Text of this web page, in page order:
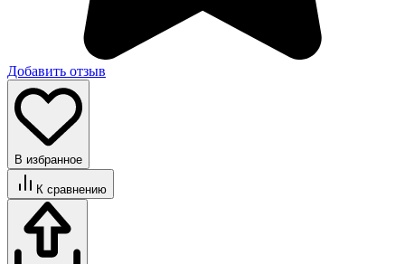
Добавить отзыв
В избранное
К сравнению